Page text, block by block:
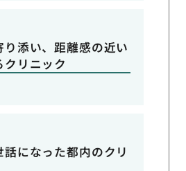
添い、距離感の近い
リニック
になった都内のクリ